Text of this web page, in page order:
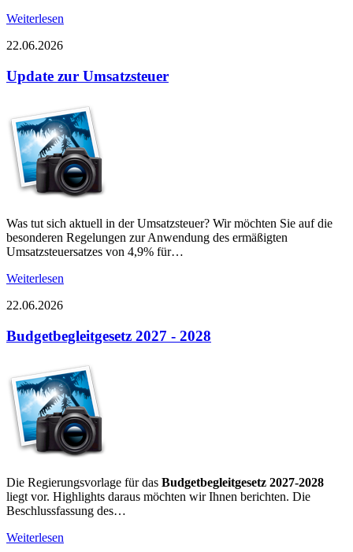
Weiterlesen
22.06.2026
Update zur Umsatzsteuer
Was tut sich aktuell in der Umsatzsteuer? Wir möchten Sie auf die
besonderen Regelungen zur Anwendung des ermäßigten
Umsatzsteuersatzes von 4,9% für…
Weiterlesen
22.06.2026
Budgetbegleitgesetz 2027 - 2028
Die Regierungsvorlage für das Budgetbegleitgesetz 2027-2028
liegt vor. Highlights daraus möchten wir Ihnen berichten. Die
Beschlussfassung des…
Weiterlesen